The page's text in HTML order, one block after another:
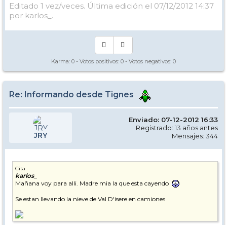
Editado 1 vez/veces. Última edición el 07/12/2012 14:37
por karlos_.
Karma: 0 - Votos positivos: 0 - Votos negativos: 0
Re: Informando desde Tignes
JRY
Enviado: 07-12-2012 16:33
Registrado: 13 años antes
Mensajes: 344
Cita
karlos_
Mañana voy para alli. Madre mia la que esta cayendo
Se estan llevando la nieve de Val D'isere en camiones